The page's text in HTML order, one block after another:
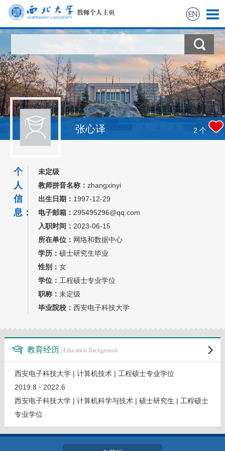
科学研究
教学研究
获奖信息
学生信息
我的相册
教师博客
张心译 2 个
个
人
信
息：
未定级
教师拼音名称： zhangxinyi
出生日期： 1997-12-29
电子邮箱： 295495296@qq.com
入职时间： 2023-06-15
所在单位： 网络和数据中心
学历： 硕士研究生毕业
性别： 女
学位： 工程硕士专业学位
职称： 未定级
毕业院校： 西安电子科技大学
教育经历 | Education Background
西安电子科技大学 | 计算机技术 | 工程硕士专业学位
2019.8 - 2022.6
西安电子科技大学 | 计算机科学与技术 | 硕士研究生 | 工程硕士
专业学位